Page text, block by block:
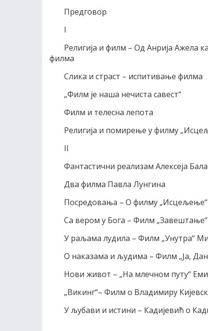
Предговор
I
Религија и филм – Од Анрија Ажела
филма
Слика и страст – испитивање филма
„Филм је наша нечиста савест“
Филм и телесна лепота
Религија и помирење у филму
II
Фантастични реализам Алексеја
Два филма Павла Лунгина
Посредовања – О филму
Са вером у Бога – Филм
У раљама лудила – Филм „Унутра“
О наказама и људима – Филм „Ја,
Нови живот – „На млечном путу“
„Викинг“– Филм о Владимиру
У љубави и истини – Кадијевић о